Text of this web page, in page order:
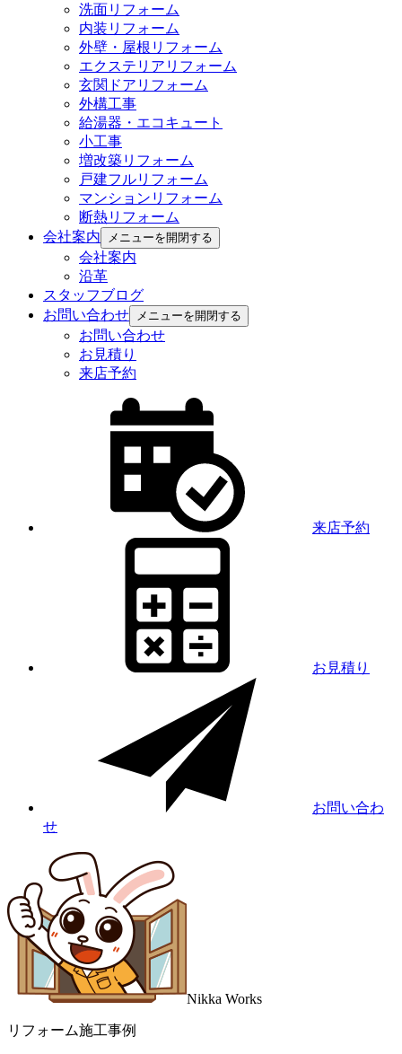
洗面リフォーム
内装リフォーム
外壁・屋根リフォーム
エクステリアリフォーム
玄関ドアリフォーム
外構工事
給湯器・エコキュート
小工事
増改築リフォーム
戸建フルリフォーム
マンションリフォーム
断熱リフォーム
会社案内
メニューを開閉する
会社案内
沿革
スタッフブログ
お問い合わせ
メニューを開閉する
お問い合わせ
お見積り
来店予約
来店予約
お見積り
お問い合わ
せ
Nikka Works
リフォーム施工事例